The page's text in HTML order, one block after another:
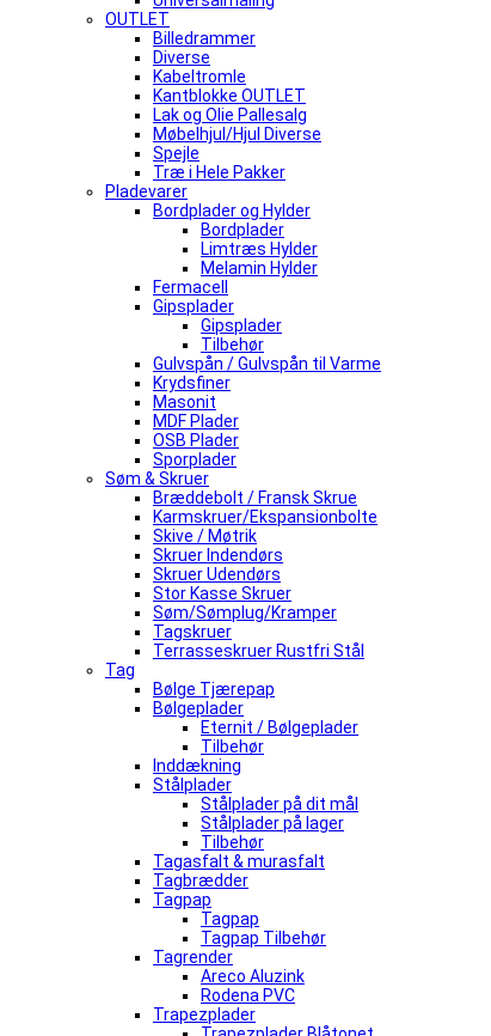
OUTLET
Billedrammer
Diverse
Kabeltromle
Kantblokke OUTLET
Lak og Olie Pallesalg
Møbelhjul/Hjul Diverse
Spejle
Træ i Hele Pakker
Pladevarer
Bordplader og Hylder
Bordplader
Limtræs Hylder
Melamin Hylder
Fermacell
Gipsplader
Gipsplader
Tilbehør
Gulvspån / Gulvspån til Varme
Krydsfiner
Masonit
MDF Plader
OSB Plader
Sporplader
Søm & Skruer
Bræddebolt / Fransk Skrue
Karmskruer/Ekspansionbolte
Skive / Møtrik
Skruer Indendørs
Skruer Udendørs
Stor Kasse Skruer
Søm/Sømplug/Kramper
Tagskruer
Terrasseskruer Rustfri Stål
Tag
Bølge Tjærepap
Bølgeplader
Eternit / Bølgeplader
Tilbehør
Inddækning
Stålplader
Stålplader på dit mål
Stålplader på lager
Tilbehør
Tagasfalt & murasfalt
Tagbrædder
Tagpap
Tagpap
Tagpap Tilbehør
Tagrender
Areco Aluzink
Rodena PVC
Trapezplader